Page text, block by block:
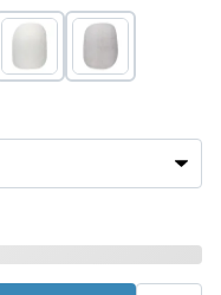
Creme
Grau